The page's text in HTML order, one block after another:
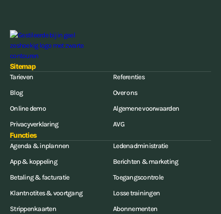
Sitemap
Tarieven
Referenties
Blog
Over ons
Online demo
Algemene voorwaarden
Privacyverklaring
AVG
Functies
Agenda & inplannen
Ledenadministratie
App & koppeling
Berichten & marketing
Betaling & facturatie
Toegangscontrole
Klantnotites & voortgang
Losse trainingen
Strippenkaarten
Abonnementen